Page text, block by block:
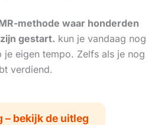
methode waar honderden
gestart. kun je vandaag nog
je eigen tempo. Zelfs als je nog
verdiend.
– bekijk de uitleg